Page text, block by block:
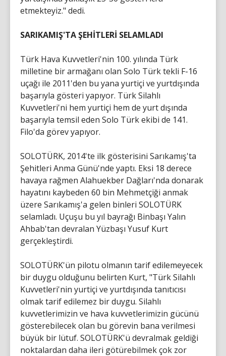
etmekteyiz." dedi.
SARIKAMIŞ'TA ŞEHİTLERİ SELAMLADI
Türk Hava Kuvvetleri'nin 100. yılında Türk
milletine bir armağanı olan Solo Türk tekli F-16
uçağı ile 2011'den bu yana yurtiçi ve yurtdışında
başarıyla gösteri yapıyor. Türk Silahlı
Kuvvetleri'ni hem yurtiçi hem de yurt dışında
başarıyla temsil eden Solo Türk ekibi de 141.
Filo'da görev yapıyor.
SOLOTÜRK, 2014'te ilk gösterisini Sarıkamış'ta
Şehitleri Anma Günü'nde yaptı. Eksi 18 derece
havaya rağmen Alahuekber Dağları'nda donarak
hayatını kaybeden 60 bin Mehmetçiği anmak
üzere Sarıkamış'a gelen binleri SOLOTÜRK
selamladı. Uçuşu bu yıl bayrağı Binbaşı Yalın
Ahbab'tan devralan Yüzbaşı Yusuf Kurt
gerçekleştirdi.
SOLOTÜRK'ün pilotu olmanın tarif edilemeyecek
bir duygu olduğunu belirten Kurt, "Türk Silahlı
Kuvvetleri'nin yurtiçi ve yurtdışında tanıtıcısı
olmak tarif edilemez bir duygu. Silahlı
kuvvetlerimizin ve hava kuvvetlerimizin gücünü
gösterebilecek olan bu görevin bana verilmesi
büyük bir lütuf. SOLOTÜRK'ü devralmak geldiği
noktalardan daha ileri götürebilmek çok zor